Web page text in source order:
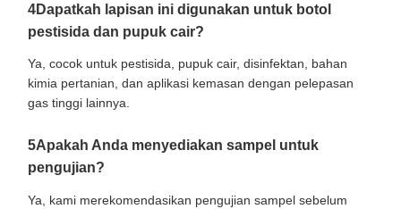
4Dapatkah lapisan ini digunakan untuk botol
pestisida dan pupuk cair?
Ya, cocok untuk pestisida, pupuk cair, disinfektan, bahan
kimia pertanian, dan aplikasi kemasan dengan pelepasan
gas tinggi lainnya.
5Apakah Anda menyediakan sampel untuk
pengujian?
Ya, kami merekomendasikan pengujian sampel sebelum